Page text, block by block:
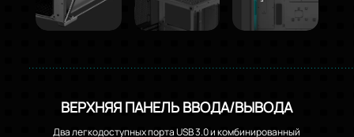
ВЕРХНЯЯ ПАНЕЛЬ ВВОДА/ВЫВОДА
Два легкодоступных порта USB 3.0 и комбинированный